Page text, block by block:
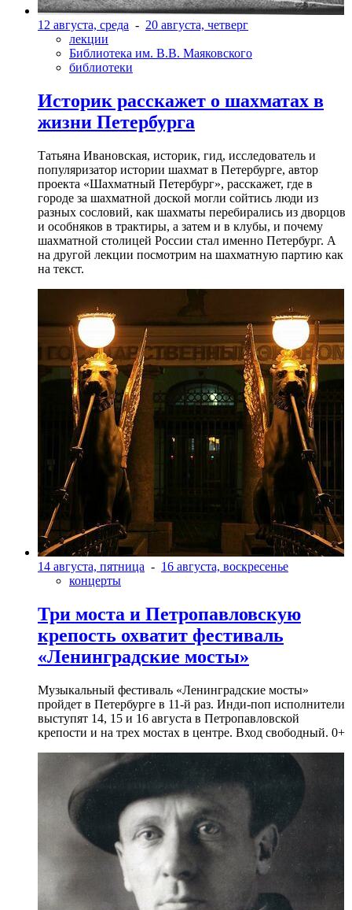
12 августа, среда - 20 августа, четверг
лекции
Библиотека им. В.В. Маяковского
библиотеки
Историк расскажет о шахматах в
жизни Петербурга
Татьяна Ивановская, историк, гид, исследователь и
популяризатор истории шахмат в Петербурге, автор
проекта «Шахматный Петербург», расскажет, где в
городе за шахматной доской могли сойтись люди из
разных сословий, как шахматы перебирались из дворцов
и особняков в трактиры, а затем и в клубы, и почему
шахматной столицей России стал именно Петербург. А
на другой лекции посмотрим на шахматную партию как
на текст.
14 августа, пятница - 16 августа, воскресенье
концерты
Три моста и Петропавловскую
крепость охватит фестиваль
«Ленинградские мосты»
Музыкальный фестиваль «Ленинградские мосты»
пройдет в Петербурге в 11-й раз. Инди-поп исполнители
выступят 14, 15 и 16 августа в Петропавловской
крепости и на трех мостах в центре. Вход свободный. 0+